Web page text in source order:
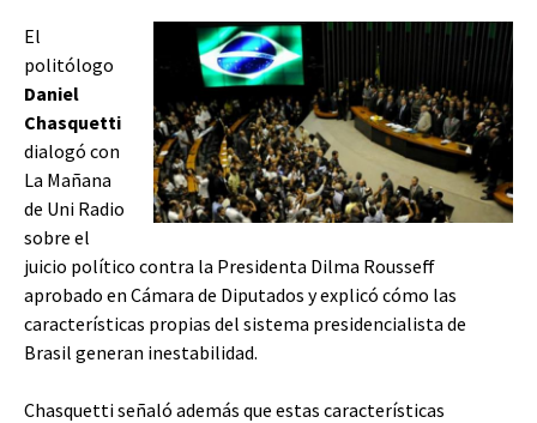
El
politólogo
Daniel
Chasquetti
dialogó con
La Mañana
de Uni Radio
sobre el
juicio político contra la Presidenta Dilma Rousseff
aprobado en Cámara de Diputados y explicó cómo las
características propias del sistema presidencialista de
Brasil generan inestabilidad.
Chasquetti señaló además que estas características